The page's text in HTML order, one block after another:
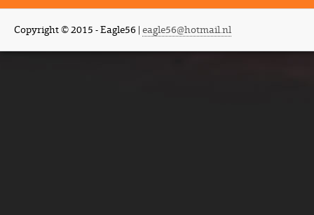
Copyright © 2015 - Eagle56 | eagle56@hotmail.nl